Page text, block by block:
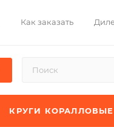
Как заказать
КРУГИ КОРАЛЛОВЫЕ